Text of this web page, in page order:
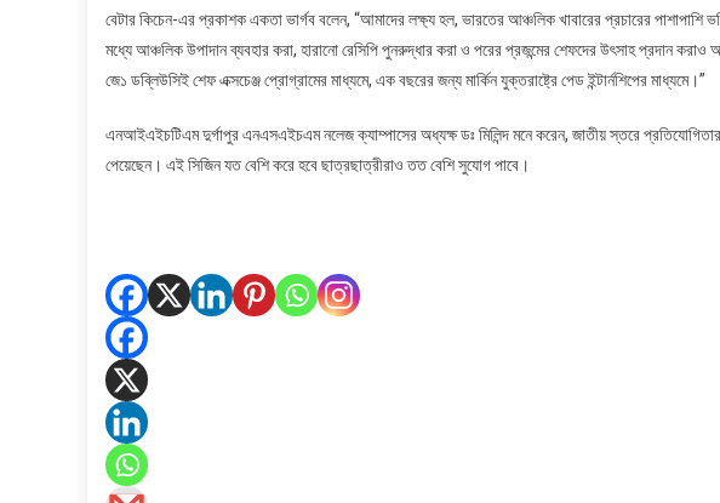
বেটার কিচেন-এর প্রকাশক একতা ভার্গব বলেন, “আমাদের লক্ষ্য হল, ভারতের আঞ্চলিক খাবারের প্রচারের পাশাপাশি
মধ্যে আঞ্চলিক উপাদান ব্যবহার করা, হারানো রেসিপি পুনরুদ্ধার করা ও পরের প্রজন্মের শেফদের উৎসাহ প্রদান করাও
জে১ ডব্লিউসিই শেফ এক্সচেঞ্জ প্রোগ্রামের মাধ্যমে, এক বছরের জন্য মার্কিন যুক্তরাষ্ট্রে পেড ইন্টার্নশিপের মাধ্যমে।”
এনআইএইচটিএম দুর্গাপুর এনএসএইচএম নলেজ ক্যাম্পাসের অধ্যক্ষ ডঃ মিলিন্দ মনে করেন, জাতীয় স্তরে
পেয়েছেন। এই সিজিন যত বেশি করে হবে ছাত্রছাত্রীরাও তত বেশি সুযোগ পাবে।